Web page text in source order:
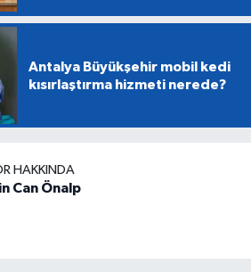
Antalya Büyükşehir mobil kedi
kısırlaştırma hizmeti nerede?
HAKKINDA
Can Önalp